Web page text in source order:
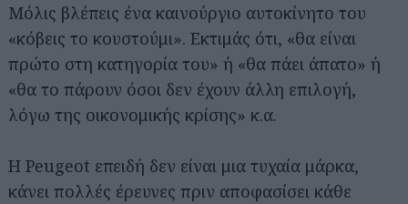
Μόλις βλέπεις ένα καινούργιο αυτοκίνητο του
«κόβεις το κουστούμι». Εκτιμάς ότι, «θα είναι
πρώτο στη κατηγορία του» ή «θα πάει άπατο» ή
«θα το πάρουν όσοι δεν έχουν άλλη επιλογή,
λόγω της οικονομικής κρίσης» κ.α.
Η Peugeot επειδή δεν είναι μια τυχαία μάρκα,
κάνει πολλές έρευνες πριν αποφασίσει κάθε